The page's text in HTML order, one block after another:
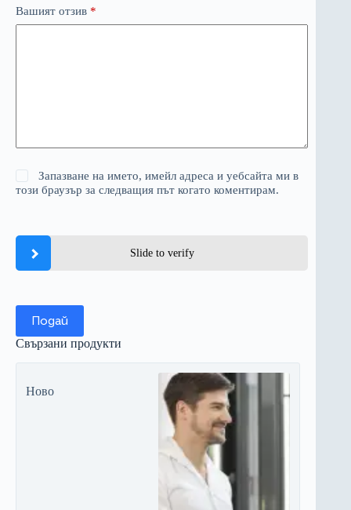
Вашият отзив *
Запазване на името, имейл адреса и уебсайта ми в
този браузър за следващия път когато коментирам.
Slide to verify
Подай
Свързани продукти
Ново